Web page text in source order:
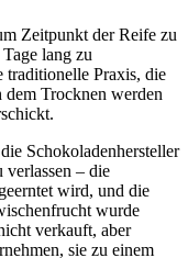
Zeitpunkt der Reife zu
lang zu
traditionelle Praxis, die
Trocknen werden
Schokoladenhersteller
– die
wird, und die
wurde
verkauft, aber
sie zu einem